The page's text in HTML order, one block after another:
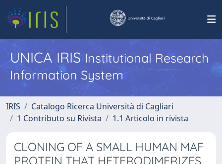
UNICA IRISInstitutional Research
Information System
IRIS
Catalogo Ricerca Università di Cagliari
1 Contributo su Rivista
1.1 Articolo in rivista
CLONING OF A SMALL HUMAN MAF
PROTEIN THAT HETERODIMERIZES